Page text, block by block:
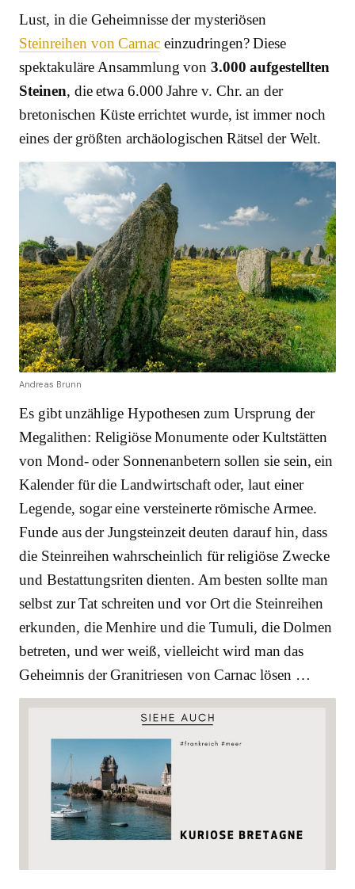
Lust, in die Geheimnisse der mysteriösen
Steinreihen von Carnac einzudringen? Diese
spektakuläre Ansammlung von 3.000 aufgestellten
Steinen, die etwa 6.000 Jahre v. Chr. an der
bretonischen Küste errichtet wurde, ist immer noch
eines der größten archäologischen Rätsel der Welt.
Andreas Brunn
Es gibt unzählige Hypothesen zum Ursprung der
Megalithen: Religiöse Monumente oder Kultstätten
von Mond- oder Sonnenanbetern sollen sie sein, ein
Kalender für die Landwirtschaft oder, laut einer
Legende, sogar eine versteinerte römische Armee.
Funde aus der Jungsteinzeit deuten darauf hin, dass
die Steinreihen wahrscheinlich für religiöse Zwecke
und Bestattungsriten dienten. Am besten sollte man
selbst zur Tat schreiten und vor Ort die Steinreihen
erkunden, die Menhire und die Tumuli, die Dolmen
betreten, und wer weiß, vielleicht wird man das
Geheimnis der Granitriesen von Carnac lösen …